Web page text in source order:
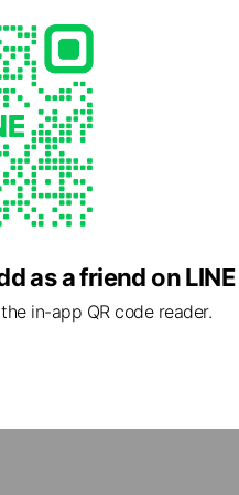
as a friend on LINE
in-app QR code reader.